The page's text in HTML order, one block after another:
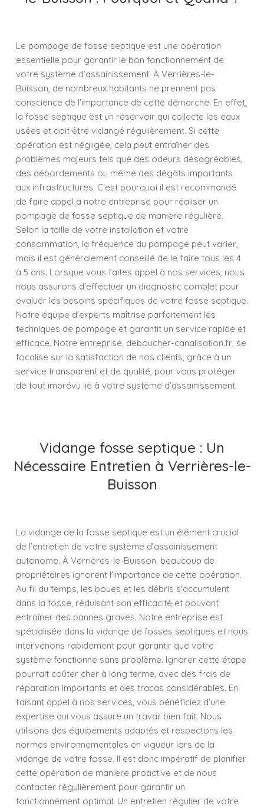
Le pompage de fosse septique est une opération
essentielle pour garantir le bon fonctionnement de
votre système d’assainissement. À Verrières-le-
Buisson, de nombreux habitants ne prennent pas
conscience de l'importance de cette démarche. En effet,
la fosse septique est un réservoir qui collecte les eaux
usées et doit être vidangé régulièrement. Si cette
opération est négligée, cela peut entraîner des
problèmes majeurs tels que des odeurs désagréables,
des débordements ou même des dégâts importants
aux infrastructures. C'est pourquoi il est recommandé
de faire appel à notre entreprise pour réaliser un
pompage de fosse septique de manière régulière.
Selon la taille de votre installation et votre
consommation, la fréquence du pompage peut varier,
mais il est généralement conseillé de le faire tous les 4
à 5 ans. Lorsque vous faites appel à nos services, nous
nous assurons d'effectuer un diagnostic complet pour
évaluer les besoins spécifiques de votre fosse septique.
Notre équipe d'experts maîtrise parfaitement les
techniques de pompage et garantit un service rapide et
efficace. Notre entreprise, deboucher-canalisation.fr, se
focalise sur la satisfaction de nos clients, grâce à un
service transparent et de qualité, pour vous protéger
de tout imprévu lié à votre système d’assainissement.
Vidange fosse septique : Un
Nécessaire Entretien à Verrières-le-
Buisson
La vidange de la fosse septique est un élément crucial
de l’entretien de votre système d’assainissement
autonome. À Verrières-le-Buisson, beaucoup de
propriétaires ignorent l'importance de cette opération.
Au fil du temps, les boues et les débris s'accumulent
dans la fosse, réduisant son efficacité et pouvant
entraîner des pannes graves. Notre entreprise est
spécialisée dans la vidange de fosses septiques et nous
intervenons rapidement pour garantir que votre
système fonctionne sans problème. Ignorer cette étape
pourrait coûter cher à long terme, avec des frais de
réparation importants et des tracas considérables. En
faisant appel à nos services, vous bénéficiez d'une
expertise qui vous assure un travail bien fait. Nous
utilisons des équipements adaptés et respectons les
normes environnementales en vigueur lors de la
vidange de votre fosse. Il est donc impératif de planifier
cette opération de manière proactive et de nous
contacter régulièrement pour garantir un
fonctionnement optimal. Un entretien régulier de votre